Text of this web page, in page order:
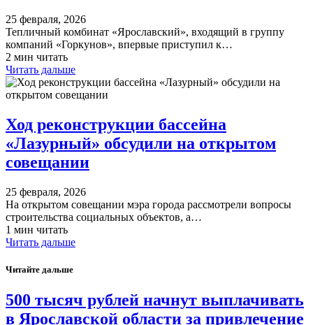
25 февраля, 2026
Тепличный комбинат «Ярославский», входящий в группу
компаний «Горкунов», впервые приступил к…
2 мин читать
Читать дальше
Ход реконструкции бассейна
«Лазурный» обсудили на открытом
совещании
25 февраля, 2026
На открытом совещании мэра города рассмотрели вопросы
строительства социальных объектов, а…
1 мин читать
Читать дальше
Читайте дальше
​500 тысяч рублей начнут выплачивать
в Ярославской области за привлечение